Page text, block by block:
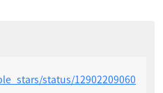
status/12902209060